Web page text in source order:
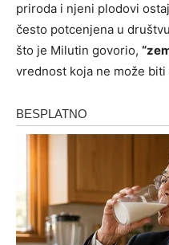
priroda i njeni plodovi
često potcenjena u
što je Milutin govorio,
vrednost koja ne može